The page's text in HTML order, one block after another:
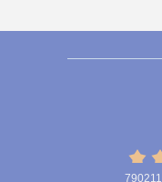
790211